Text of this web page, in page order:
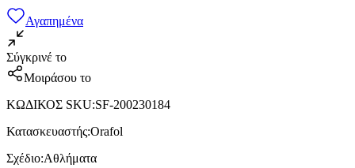
Αγαπημένα
Σύγκρινέ το
Μοιράσου το
ΚΩΔΙΚΟΣ SKU:SF-200230184
Κατασκευαστής:Orafol
Σχέδιο:Αθλήματα